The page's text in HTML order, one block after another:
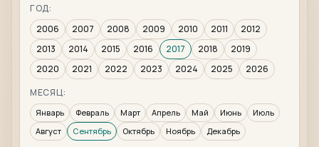
ГОД:
2006
2007 2008 2009 2010 2011
2012
2013
2014 2015 2016 2017 2018
2019
2020
2021 2022 2023 2024 2025
2026
МЕСЯЦ:
Январь Февраль Март Апрель Май Июнь
Июль
Август
Сентябрь Октябрь Ноябрь Декабрь